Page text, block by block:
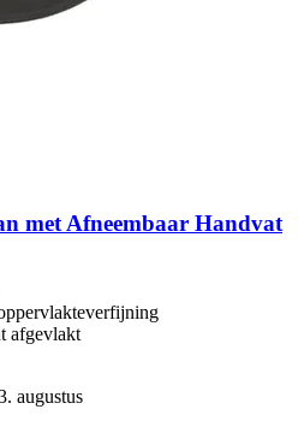
met Afneembaar Handvat
afgevlakt
augustus